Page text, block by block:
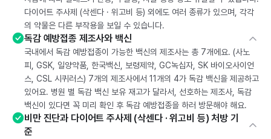
다이어트 주사제 (삭센다 · 위고비 등) 외에도 여러 종류가 있으며, 각각
의 약물은 다른 부작용을 보일 수 있습니다.
독감 예방접종 제조사와 백신
국내에서 독감 예방접종이 가능한 백신의 제조사는 총 7개에요. (사노
피, GSK, 일양약품, 한국백신, 보령제약, GC녹십자, SK 바이오사이언
스, CSL 시퀴러스) 7개의 제조사에서 11개의 4가 독감 백신을 제공하고
있어요. 병원 별 독감 백신 보유 재고가 달라서, 선호하는 제조사, 독감
백신이 있다면 꼭 미리 확인 후 독감 예방접종을 하러 방문해야 해요.
비만 진단과 다이어트 주사제 (삭센다 · 위고비 등) 처방 기
준